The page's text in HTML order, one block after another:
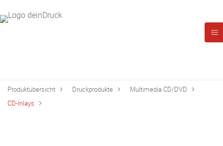
Produktübersicht Druckprodukte
Multimedia CD/DVD
CD-Inlays